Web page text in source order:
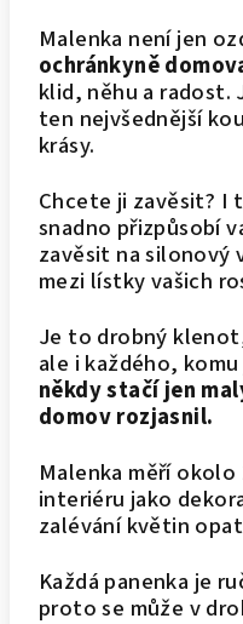
Malenka není jen
ochránkyně
klid, něhu a radost.
ten nejvšednější
krásy.
Chcete ji zavěsit? I
snadno přizpůsobí
zavěsit na silonový
mezi lístky vašich
Je to drobný
ale i každého,
někdy stačí jen
domov rozjasnil.
Malenka měří okolo
interiéru jako
zalévání květin
Každá panenka je
proto se může v